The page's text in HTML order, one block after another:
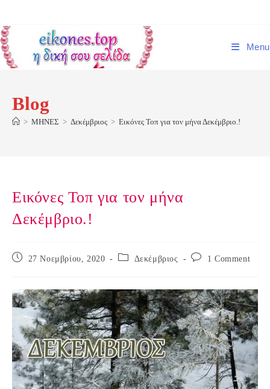
content
Menu
Blog
> ΜΗΝΕΣ > Δεκέμβριος > Εικόνες Τοπ για τον μήνα Δεκέμβριο.!
Εικόνες Τοπ για τον μήνα
Δεκέμβριο.!
Post
27 Νοεμβρίου, 2020
Post
Δεκέμβριος
Post
1 Comment